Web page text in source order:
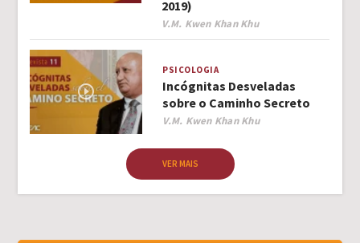
2019)
Author
V.M. Kwen Khan Khu
PSICOLOGIA
Incógnitas Desveladas
sobre o Caminho Secreto
Author
V.M. Kwen Khan Khu
VER MAIS